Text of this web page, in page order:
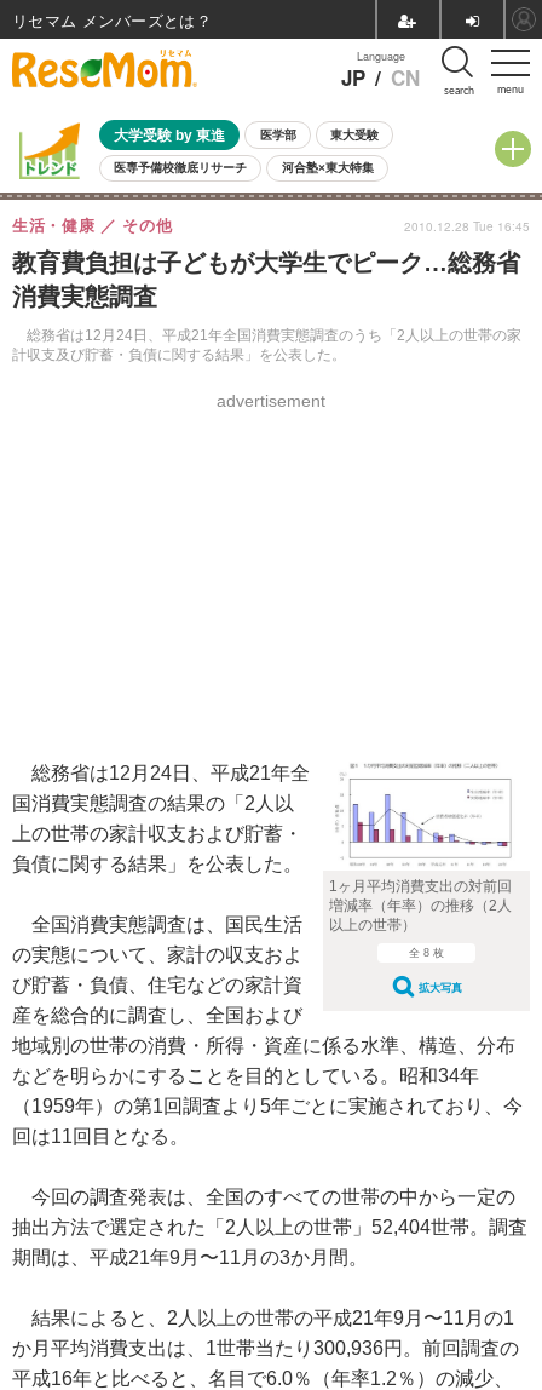
menu
Language
JP / CN search
大学受験 by 東進 医学部 東大受験
医専予備校徹底リサーチ 河合塾×東大特集
親子で考える大学選び 高校受験 中学受験 小学校受験
共通テスト 夏休み
8月開催イベント・WS 全国公立高校 過去問 人気記事
自由研究教材（小学生向け）
教育費負担は子どもが大学生でピーク…総務省
消費実態調査
総務省は12月24日、平成21年全国消費実態調査のうち「2人以上の世帯の家
計収支及び貯蓄・負債に関する結果」を公表した。
生活・健康 その他
advertisement
2010.12.28 Tue 16:45
1ヶ月平均消費支出の対前回
増減率（年率）の推移（2人
以上の世帯）
全 8 枚
拡大写真
総務省は12月24日、平成21年全
国消費実態調査の結果の「2人以
上の世帯の家計収支および貯蓄・
負債に関する結果」を公表した。
全国消費実態調査は、国民生活
の実態について、家計の収支およ
び貯蓄・負債、住宅などの家計資
産を総合的に調査し、全国および
地域別の世帯の消費・所得・資産に係る水準、構造、分布
などを明らかにすることを目的としている。昭和34年
（1959年）の第1回調査より5年ごとに実施されており、今
回は11回目となる。
今回の調査発表は、全国のすべての世帯の中から一定の
抽出方法で選定された「2人以上の世帯」52,404世帯。調査
期間は、平成21年9月〜11月の3か月間。
結果によると、2人以上の世帯の平成21年9月〜11月の1
か月平均消費支出は、1世帯当たり300,936円。前回調査の
平成16年と比べると、名目で6.0％（年率1.2％）の減少、
リセマム メンバーズ